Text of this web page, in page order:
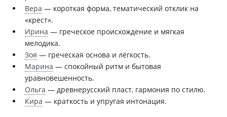
Вера — короткая форма, тематический отклик на
«крест».
Ирина — греческое происхождение и мягкая
мелодика.
Зоя — греческая основа и лёгкость.
Марина — спокойный ритм и бытовая
уравновешенность.
Ольга — древнерусский пласт, гармония по стилю.
Кира — краткость и упругая интонация.